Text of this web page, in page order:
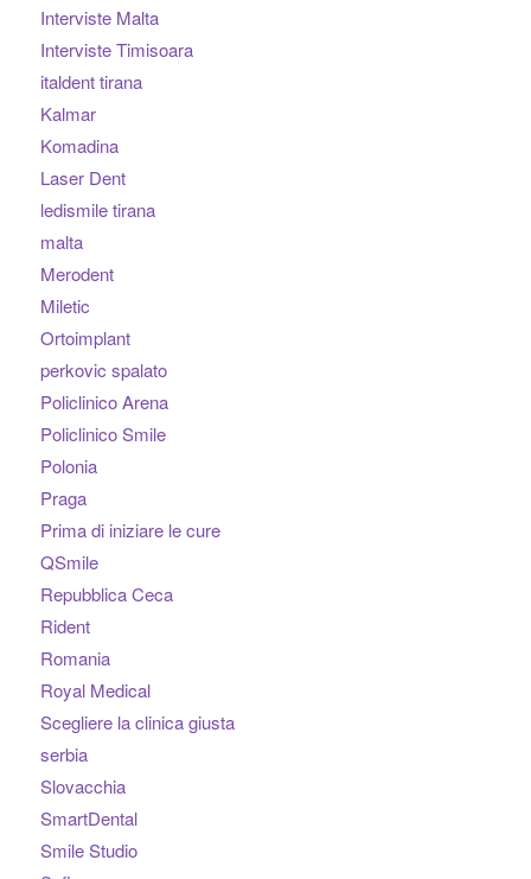
Interviste Malta
Interviste Timisoara
italdent tirana
Kalmar
Komadina
Laser Dent
ledismile tirana
malta
Merodent
Miletic
Ortoimplant
perkovic spalato
Policlinico Arena
Policlinico Smile
Polonia
Praga
Prima di iniziare le cure
QSmile
Repubblica Ceca
Rident
Romania
Royal Medical
Scegliere la clinica giusta
serbia
Slovacchia
SmartDental
Smile Studio